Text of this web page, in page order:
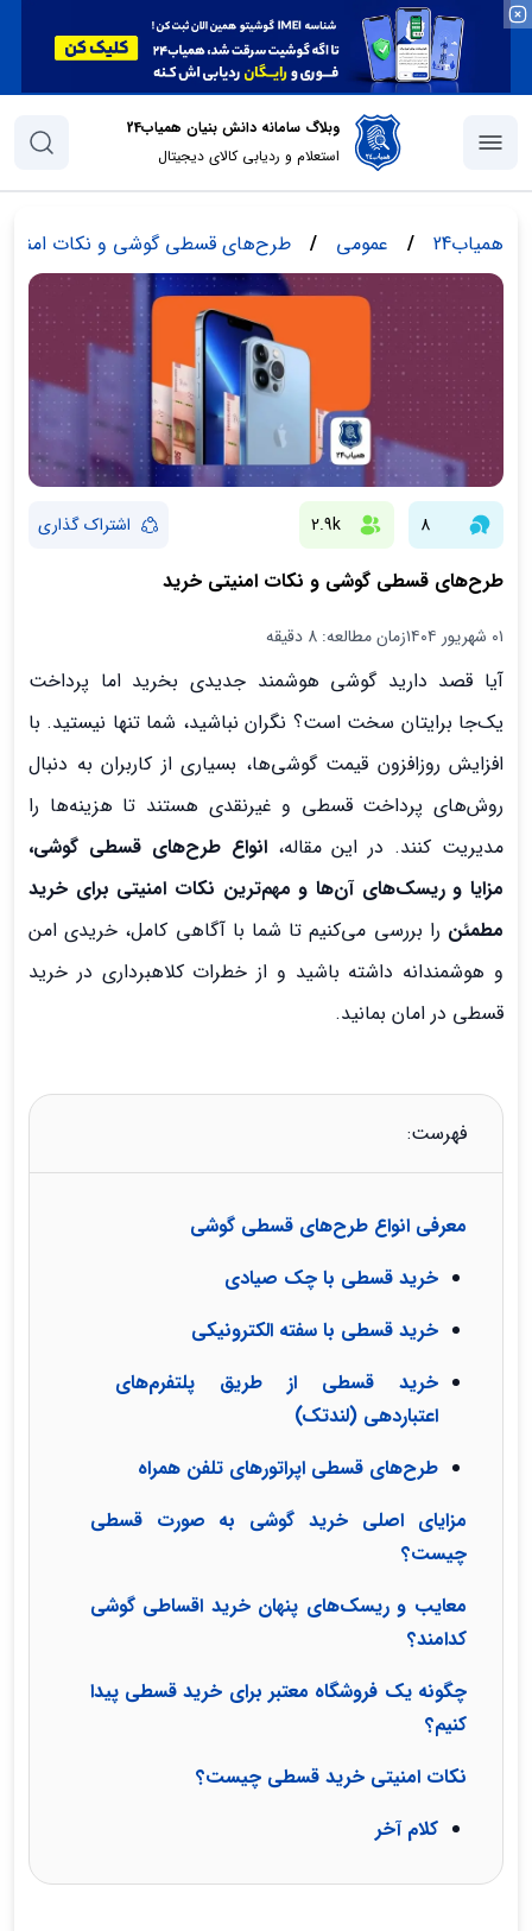
وبلاگ سامانه دانش بنیان همیاب24
استعلام و ردیابی کالای دیجیتال
همیاب24 / عمومی / طرح‌های قسطی گوشی و نکات
8
2.9k اشتراک گذاری
طرح‌های قسطی گوشی و نکات امنیتی خرید
۰۱ شهریور ۱۴۰۴ زمان مطالعه: 8 دقیقه
آیا قصد دارید گوشی هوشمند جدیدی بخرید اما پرداخت
یک‌جا برایتان سخت است؟ نگران نباشید، شما تنها نیستید. با
افزایش روزافزون قیمت گوشی‌ها، بسیاری از کاربران به دنبال
روش‌های پرداخت قسطی و غیرنقدی هستند تا هزینه‌ها را
مدیریت کنند. در این مقاله،انواع طرح‌های قسطی گوشی،
مزایا و ریسک‌های آن‌ها و مهم‌ترین نکات امنیتی برای خرید
مطمئن را بررسی می‌کنیم تا شما با آگاهی کامل، خریدی امن
و هوشمندانه داشته باشید و از خطرات کلاهبرداری در خرید
قسطی در امان بمانید.
فهرست:
معرفی انواع طرح‌های قسطی گوشی
خرید قسطی با چک صیادی
خرید قسطی با سفته الکترونیکی
خرید قسطی از طریق پلتفرم‌های
اعتباردهی (لندتک)
طرح‌های قسطی اپراتورهای تلفن همراه
مزایای اصلی خرید گوشی به صورت قسطی
چیست؟
معایب و ریسک‌های پنهان خرید اقساطی گوشی
کدامند؟
چگونه یک فروشگاه معتبر برای خرید قسطی پیدا
کنیم؟
نکات امنیتی خرید قسطی چیست؟
کلام آخر